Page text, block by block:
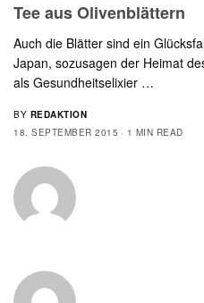
Tee aus Olivenblättern
Auch die Blätter sind ein
Japan, sozusagen der Heimat
als Gesundheitselixier …
BY REDAKTION
18. SEPTEMBER 2015
1 MIN READ